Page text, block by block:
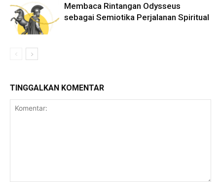
Membaca Rintangan Odysseus
sebagai Semiotika Perjalanan Spiritual
TINGGALKAN KOMENTAR